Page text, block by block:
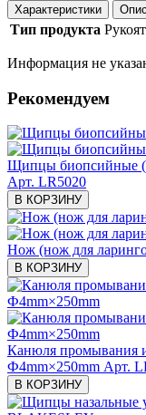
Характеристики
Тип продукта
Информация не
Рекомендуем
Щипцы биопсийные
Арт. LR5020
В КОРЗИНУ
Нож (нож для
В КОРЗИНУ
Канюля промывания
Ф4mm×250mm Арт.
В КОРЗИНУ